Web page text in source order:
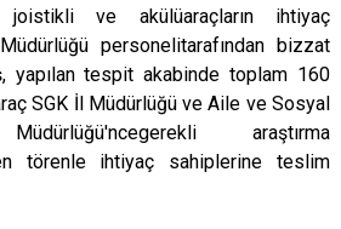
ve akülüaraçların ihtiyaç
personelitarafından bizzat
yapılan tespit akabinde toplam 160
SGK İl Müdürlüğü ve Aile ve Sosyal
araştırma
törenle ihtiyaç sahiplerine teslim